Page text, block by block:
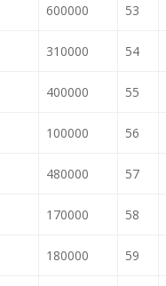
600000 53
310000 54
400000 55
100000 56
480000 57
170000 58
180000 59